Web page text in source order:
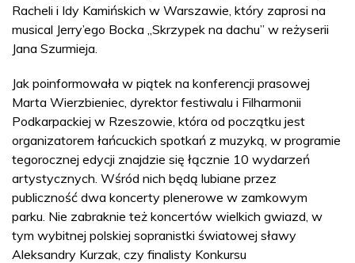
Racheli i Idy Kamińskich w Warszawie, który zaprosi na
musical Jerry’ego Bocka „Skrzypek na dachu” w reżyserii
Jana Szurmieja.
Jak poinformowała w piątek na konferencji prasowej
Marta Wierzbieniec, dyrektor festiwalu i Filharmonii
Podkarpackiej w Rzeszowie, która od początku jest
organizatorem łańcuckich spotkań z muzyką, w programie
tegorocznej edycji znajdzie się łącznie 10 wydarzeń
artystycznych. Wśród nich będą lubiane przez
publiczność dwa koncerty plenerowe w zamkowym
parku. Nie zabraknie też koncertów wielkich gwiazd, w
tym wybitnej polskiej sopranistki światowej sławy
Aleksandry Kurzak, czy finalisty Konkursu